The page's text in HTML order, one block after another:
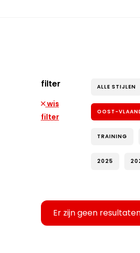
filter
wis
filter
ALLE STIJLEN
OOST-
TRAINING
2025
Er zijn geen